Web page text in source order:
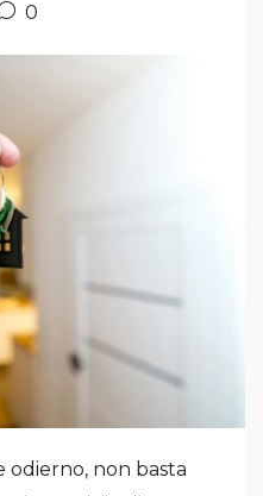
0
odierno, non basta